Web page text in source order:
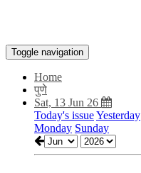
Toggle navigation
Home
पुणे
Sat, 13 Jun 26
Today's issueYesterday
Monday Sunday